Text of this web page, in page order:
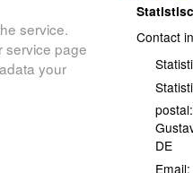
Contact
postal:
DE
Email:
service.
service page
your